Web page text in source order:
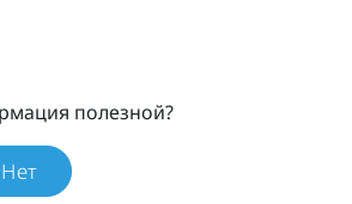
полезной?
Нет